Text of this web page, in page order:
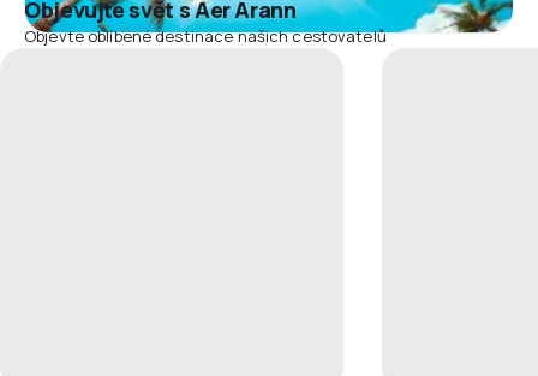
Objevujte svět s Aer Arann
Objevte oblíbené destinace našich cestovatelů